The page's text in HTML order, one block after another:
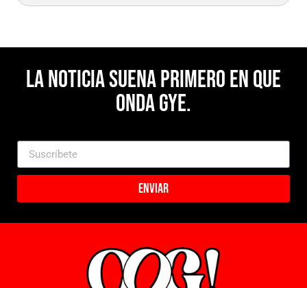
La noticia suena primero en Que
Onda Gye.
Enviar